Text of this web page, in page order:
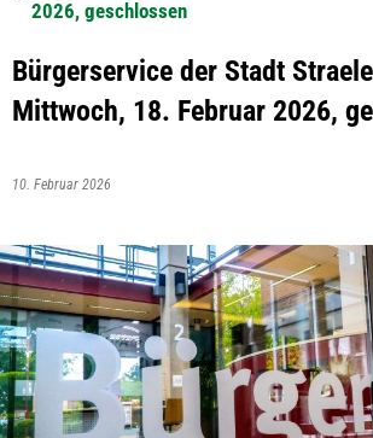
2026, geschlossen
Bürgerservice der Stadt
Mittwoch, 18. Februar 2026,
10. Februar 2026